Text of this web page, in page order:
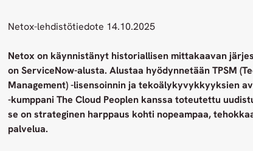
Netox-lehdistötiedote 14.10.2025
Netox on käynnistänyt historiallisen mittakaavan
on ServiceNow-alusta. Alustaa hyödynnetään TPSM
Management) -lisensoinnin ja tekoälykyvykkyyksien
-kumppani The Cloud Peoplen kanssa toteutettu
se on strateginen harppaus kohti nopeampaa,
palvelua.